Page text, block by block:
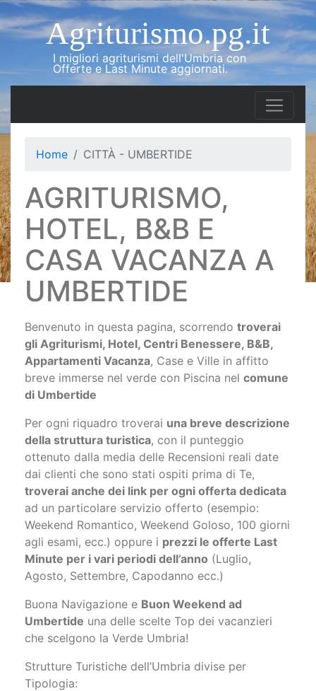
Agriturismo.pg.it
I migliori agriturismi dell'Umbria con
Offerte e Last Minute aggiornati.
Home CITTÀ - UMBERTIDE
AGRITURISMO,
HOTEL, B&B E
CASA VACANZA A
UMBERTIDE
Benvenuto in questa pagina, scorrendo troverai
gli Agriturismi, Hotel, Centri Benessere, B&B,
Appartamenti Vacanza, Case e Ville in affitto
breve immerse nel verde con Piscina nel comune
di Umbertide
Per ogni riquadro troverai una breve descrizione
della struttura turistica, con il punteggio
ottenuto dalla media delle Recensioni reali date
dai clienti che sono stati ospiti prima di Te,
troverai anche dei link per ogni offerta dedicata
ad un particolare servizio offerto (esempio:
Weekend Romantico, Weekend Goloso, 100 giorni
agli esami, ecc.) oppure i prezzi le offerte Last
Minute per i vari periodi dell’anno (Luglio,
Agosto, Settembre, Capodanno ecc.)
Buona Navigazione e Buon Weekend ad
Umbertide una delle scelte Top dei vacanzieri
che scelgono la Verde Umbria!
Strutture Turistiche dell’Umbria divise per
Tipologia: